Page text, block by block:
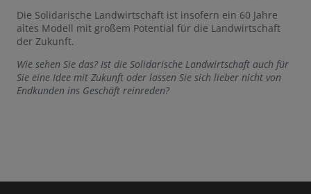
Die Solidarische Landwirtschaft ist insofern ein 60 Jahre
altes Modell mit großem Potential für die Landwirtschaft
der Zukunft.
Wie sehen Sie das? Ist die Solidarische Landwirtschaft auch für
Sie eine Idee mit Zukunft oder lassen Sie sich lieber nicht von
Endkunden ins Geschäft reinreden?